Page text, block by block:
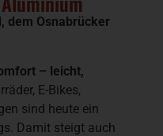
dem Osnabrücker
– leicht,
E-Bikes,
sind heute ein
Damit steigt auch